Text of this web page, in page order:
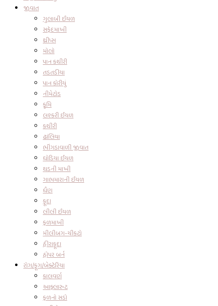
જીવાત
ગુલાબી ઈયળ
સફેદમાખી
થ્રીપ્સ
મોલો
પાન કથીરી
તડતડીયા
પાન કોરીયું
નીમેટોડ
કૃમિ
લશ્કરી ઈયળ
કથીરી
ઢાંલિયા
ભીંગડાવાળી જીવાત
ઘોડિયા ઈયળ
થડની માખી
ગાભમારાની ઈયળ
ધૈણ
ફૂદા
લીલી ઈયળ
ફળમાખી
મીલીબગ-ચીકટો
હીરાફૂદા
હોપર બર્ન
રોગ/ફૂગ/બેક્ટેરિયા
કાલવર્ણ
આફ્લારુટ
ફળનો સડો